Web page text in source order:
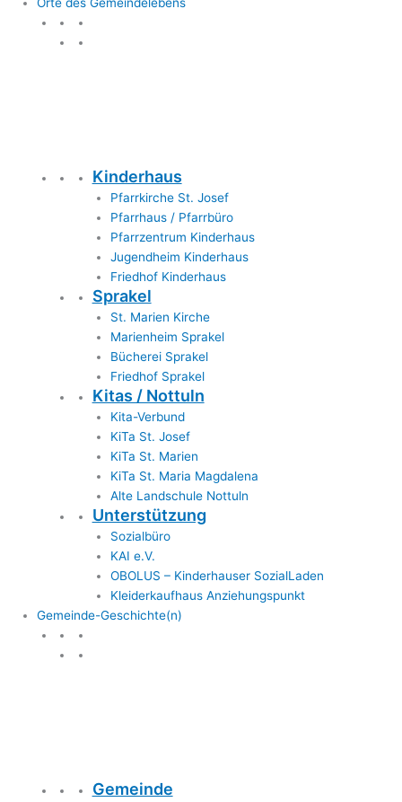
Kinderhaus
Pfarrkirche St. Josef
Pfarrhaus / Pfarrbüro
Pfarrzentrum Kinderhaus
Jugendheim Kinderhaus
Friedhof Kinderhaus
Sprakel
St. Marien Kirche
Marienheim Sprakel
Bücherei Sprakel
Friedhof Sprakel
Kitas / Nottuln
Kita-Verbund
KiTa St. Josef
KiTa St. Marien
KiTa St. Maria Magdalena
Alte Landschule Nottuln
Unterstützung
Sozialbüro
KAI e.V.
OBOLUS – Kinderhauser SozialLaden
Kleiderkaufhaus Anziehungspunkt
Gemeinde-Geschichte(n)
Gemeinde